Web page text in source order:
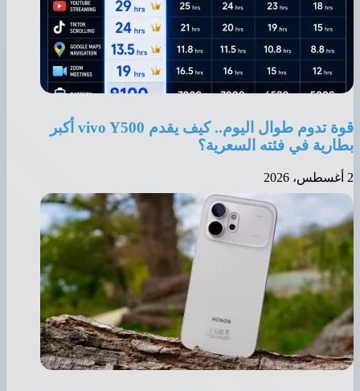
قوة تدوم طوال اليوم.. كيف يقدم vivo Y500 أكبر
بطارية في فئته السعرية؟
2 أغسطس، 2026